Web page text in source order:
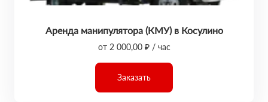
Аренда манипулятора (КМУ) в Косулино
от 2 000,00 ₽ / час
Заказать